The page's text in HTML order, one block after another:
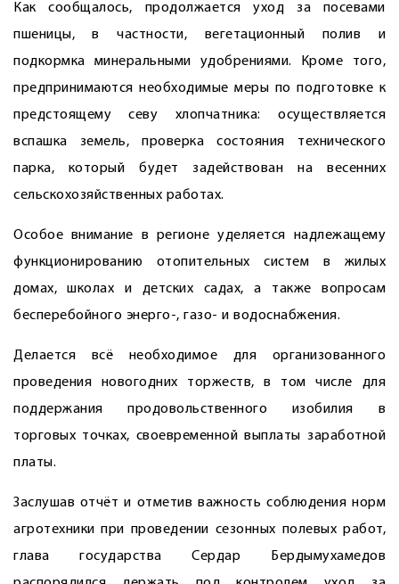
Как сообщалось, продолжается уход за посевами
пшеницы, в частности, вегетационный полив и
подкормка минеральными удоб­рениями. Кроме того,
предпринимаются необходимые меры по подготовке к
предстоящему севу хлопчатника: осуществляется
вспашка земель, проверка состояния технического
парка, который будет задействован на весенних
сельскохозяйственных работах.
Особое внимание в регионе уделяется надлежащему
функционированию отопительных систем в жилых
домах, школах и детских садах, а также вопросам
бесперебойного энерго-, газо- и водоснабжения.
Делается всё необходимое для организованного
проведения новогодних торжеств, в том числе для
поддержания продовольственного изобилия в
торговых точках, свое­временной выплаты заработной
платы.
Заслушав отчёт и отметив важность соблюдения норм
агротехники при проведении сезонных полевых работ,
глава государства Сердар Бердымухамедов